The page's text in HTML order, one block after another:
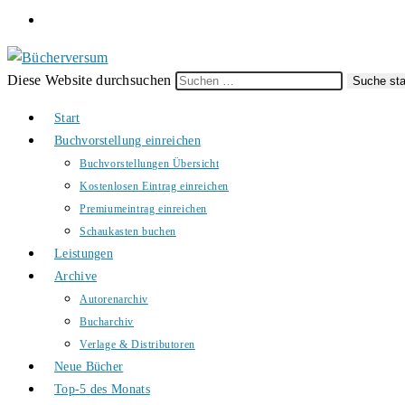
Diese Website durchsuchen Suche
Start
Buchvorstellung einreichen
Buchvorstellungen Übersicht
Kostenlosen Eintrag einreichen
Premiumeintrag einreichen
Schaukasten buchen
Leistungen
Archive
Autorenarchiv
Bucharchiv
Verlage & Distributoren
Neue Bücher
Top-5 des Monats